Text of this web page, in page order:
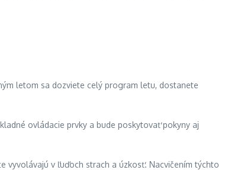
letom sa dozviete celý program letu, dostanete
ovládacie prvky a bude poskytovať pokyny aj
vyvolávajú v ľuďoch strach a úzkosť. Nacvičením týchto